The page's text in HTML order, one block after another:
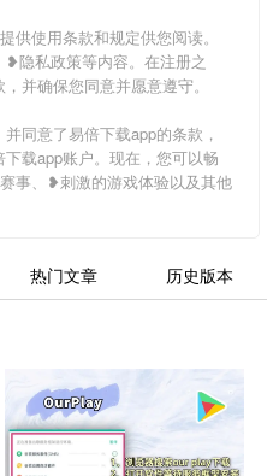
供使用条款和规定供您阅读。
隐私政策等内容。在注册之
并确保您同意并愿意遵守。
同意了易倍下载app的条款，
载app账户。现在，您可以畅
事、❥刺激的游戏体验以及其他
热门文章 历史版本